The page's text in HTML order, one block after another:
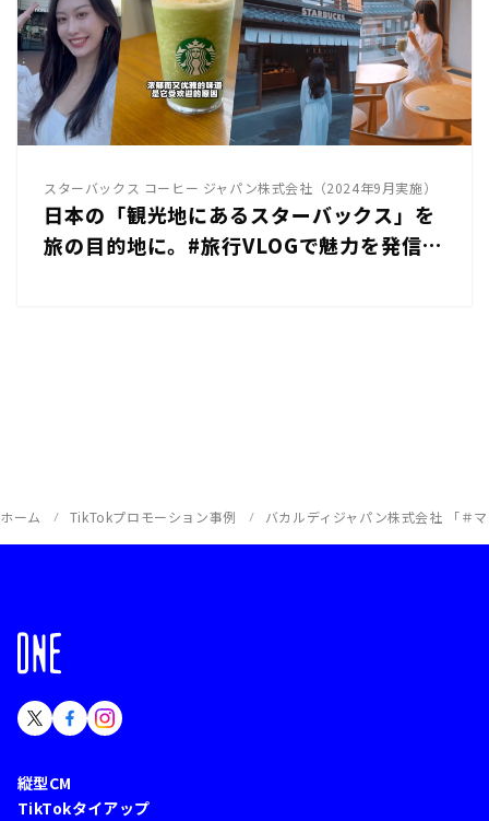
スターバックス コーヒー ジャパン株式会社（2024年9月実施）
日本の「観光地にあるスターバックス」を
旅の目的地に。#旅行VLOGで魅力を発信す
ホーム TikTokプロモーション事例 バカルディジャパン株式会社 「＃
縦型CM
TikTokタイアップ